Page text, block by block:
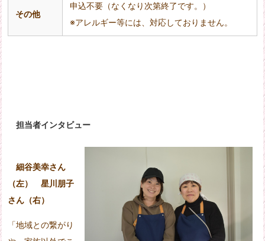
その他
申込不要（なくなり次第終了です。）
※アレルギー等には、対応しておりません。
担当者インタビュー
細谷美幸さん
（左） 星川朋子
さん（右）
「地域との繋がり